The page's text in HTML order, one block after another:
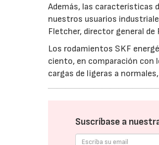
Además, las características
nuestros usuarios
Fletcher, director general
Los rodamientos SKF
ciento, en comparación con
cargas de ligeras a
Suscríbase a